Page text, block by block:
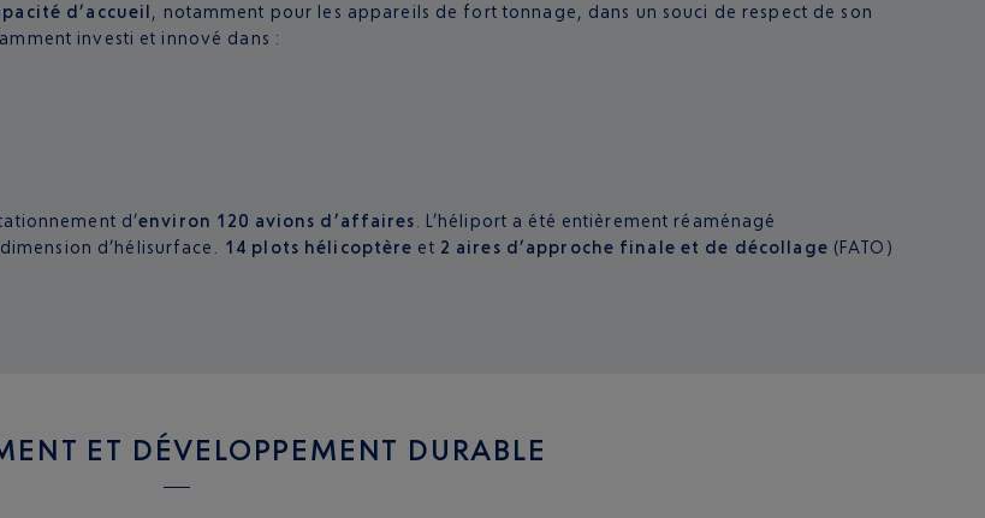
d’accueil, notamment pour les appareils de fort tonnage, dans un souci de respect de son
investi et innové dans :
d’environ 120 avions d’affaires . L’héliport a été entièrement réaménagé
d’hélisurface. 14 plots hélicoptère et 2 aires d’approche finale et de décollage (FATO)
ET DÉVELOPPEMENT DURABLE